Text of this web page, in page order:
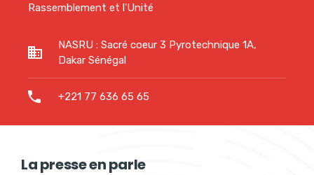
Rassemblement et l'Unité
NASRU : Sacré coeur 3 Pyrotechnique 1A,
Dakar Sénégal
+221 77 636 65 65
La presse en parle